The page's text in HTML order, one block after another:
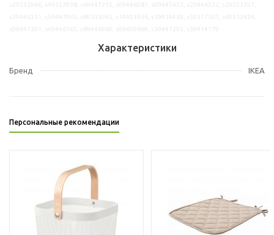
Характеристики
Бренд IKEA
Персональные рекомендации